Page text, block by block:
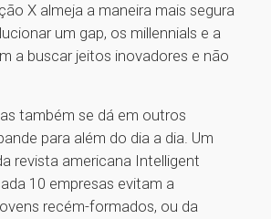
X almeja a maneira mais segura
um gap, os millennials e a
a buscar jeitos inovadores e não
também se dá em outros
para além do dia a dia. Um
revista americana Intelligent
10 empresas evitam a
recém-formados, ou da